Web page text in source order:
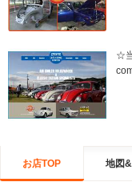
☆
お店TOP 地図